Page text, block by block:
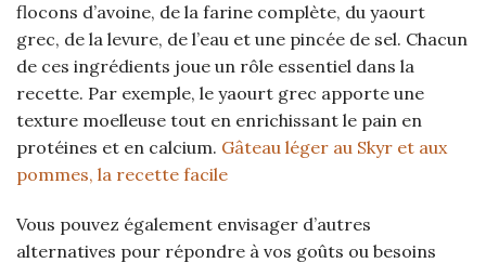
flocons d’avoine, de la farine complète, du yaourt
grec, de la levure, de l’eau et une pincée de sel. Chacun
de ces ingrédients joue un rôle essentiel dans la
recette. Par exemple, le yaourt grec apporte une
texture moelleuse tout en enrichissant le pain en
protéines et en calcium. Gâteau léger au Skyr et aux
pommes, la recette facile
Vous pouvez également envisager d’autres
alternatives pour répondre à vos goûts ou besoins